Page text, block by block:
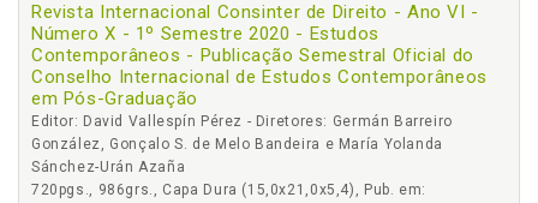
Revista Internacional Consinter de Direito - Ano VI -
Número X - 1º Semestre 2020 - Estudos
Contemporâneos - Publicação Semestral Oficial do
Conselho Internacional de Estudos Contemporâneos
em Pós-Graduação
Editor: David Vallespín Pérez - Diretores: Germán Barreiro
González, Gonçalo S. de Melo Bandeira e María Yolanda
Sánchez-Urán Azaña
720pgs., 986grs., Capa Dura (15,0x21,0x5,4), Pub. em: